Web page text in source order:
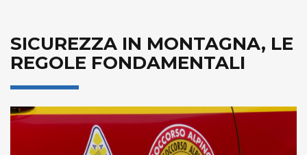
SICUREZZA IN MONTAGNA, LE
REGOLE FONDAMENTALI